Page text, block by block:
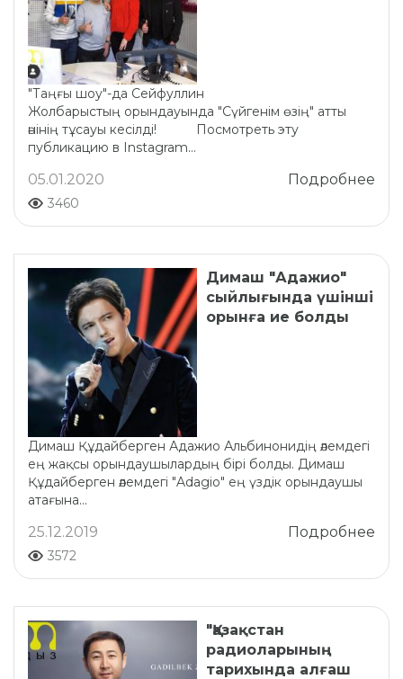
"Таңғы шоу"-да Сейфуллин
Жолбарыстың орындауында "Сүйгенім өзің" атты
әнінің тұсауы кесілді! Посмотреть эту
публикацию в Instagram...
Подробнее
05.01.2020
3460
Димаш "Адажио"
сыйлығында үшінші
орынға ие болды
Димаш Құдайберген Адажио Альбинонидің әлемдегі
ең жақсы орындаушылардың бірі болды. Димаш
Құдайберген әлемдегі "Adagio" ең үздік орындаушы
атағына...
Подробнее
25.12.2019
3572
"Қазақстан
радиоларының
тарихында алғаш